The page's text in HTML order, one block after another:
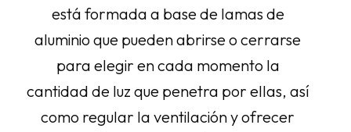
está formada a base de lamas de
aluminio que pueden abrirse o cerrarse
para elegir en cada momento la
cantidad de luz que penetra por ellas, así
como regular la ventilación y ofrecer